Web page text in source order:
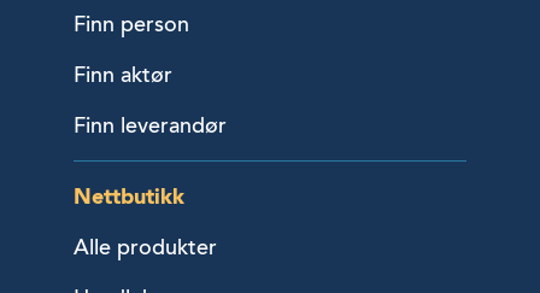
Finn person
Finn aktør
Finn leverandør
Nettbutikk
Alle produkter